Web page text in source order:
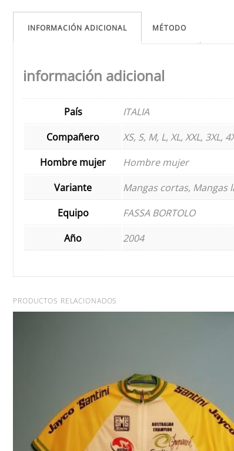
INFORMACIÓN ADICIONAL MÉTODO
información adicional
País
ITALIA
Compañero
XS, S, M, L, XL, XXL, 3XL,
Hombre mujer
Hombre mujer
Variante
Mangas cortas, Mangas
Equipo
FASSA BORTOLO
Año
2004
PRODUCTOS RELACIONADOS